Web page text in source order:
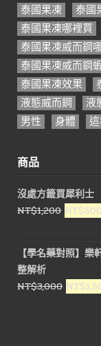
泰國果凍
泰國
泰國果凍哪裡買
泰國果凍威而鋼
泰國果凍威而鋼
泰國果凍效果
液態威而鋼
液
男性
身體
商品
沒處方籤買犀利士
NT$1,200 原
價
格：
NT$500
【學名藥對照】
整解析
NT$3,000 原
NT$